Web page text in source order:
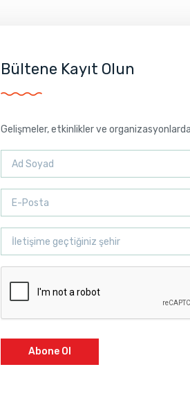
Bültene Kayıt Olun
Gelişmeler, etkinlikler ve
Abone Ol